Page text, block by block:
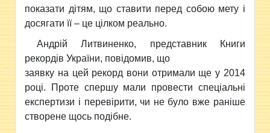
показати дітям, що ставити перед собою мету і
досягати її – це цілком реально.
Андрій Литвиненко, представник Книги
рекордів України, повідомив, що
заявку на цей рекорд вони отримали ще у 2014
році. Проте спершу мали провести спеціальні
експертизи і перевірити, чи не було вже раніше
створене щось подібне.